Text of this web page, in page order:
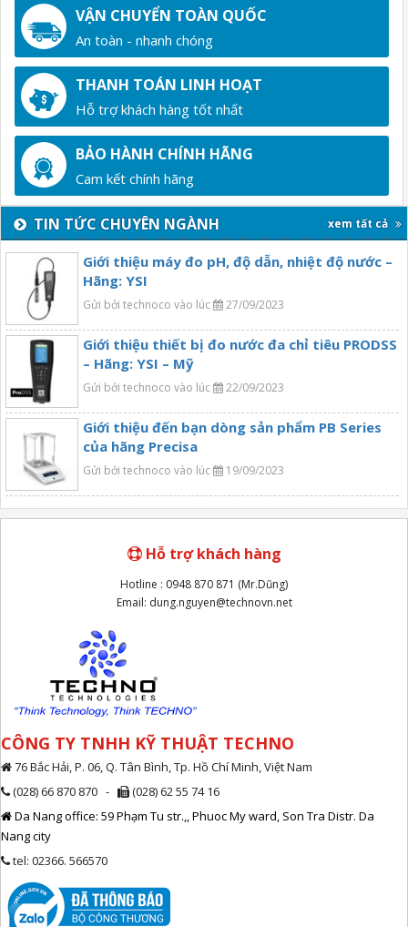
VẬN CHUYỂN TOÀN QUỐC
An toàn - nhanh chóng
THANH TOÁN LINH HOẠT
Hỗ trợ khách hàng tốt nhất
BẢO HÀNH CHÍNH HÃNG
Cam kết chính hãng
TIN TỨC CHUYÊN NGÀNH xem tất cả
Giới thiệu máy đo pH, độ dẫn, nhiệt độ nước –
Hãng: YSI
Gửi bởi technoco vào lúc 27/09/2023
Giới thiệu thiết bị đo nước đa chỉ tiêu PRODSS
– Hãng: YSI – Mỹ
Gửi bởi technoco vào lúc 22/09/2023
Giới thiệu đến bạn dòng sản phẩm PB Series
của hãng Precisa
Gửi bởi technoco vào lúc 19/09/2023
Hỗ trợ khách hàng
Hotline : 0948 870 871 (Mr.Dũng)
Email: dung.nguyen@technovn.net
CÔNG TY TNHH KỸ THUẬT TECHNO
76 Bắc Hải, P. 06, Q. Tân Bình, Tp. Hồ Chí Minh, Việt Nam
(028) 66 870 870 -
(028) 62 55 74 16
Da Nang office: 59 Phạm Tu str.,, Phuoc My ward, Son Tra Distr. Da
Nang city
tel: 02366. 566570